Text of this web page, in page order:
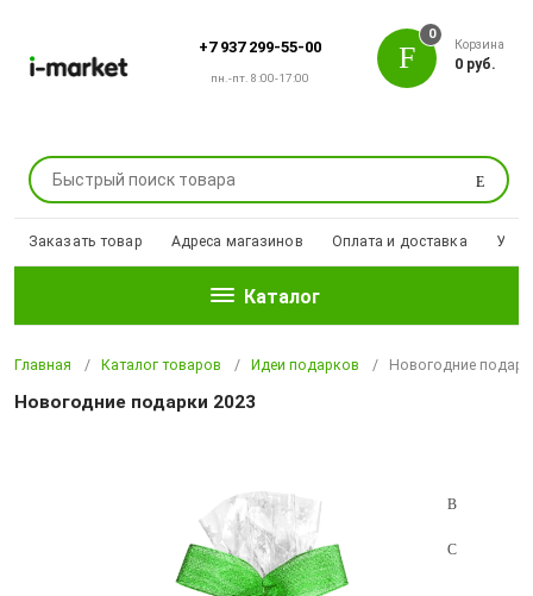
+7 937 299-55-00
пн.-пт. 8:00-17:00
Поиск
0
Корзина
0 руб.
Заказать товар Адреса магазинов Оплата и доставка
Каталог
Главная Каталог товаров Идеи подарков Новогодние
Новогодние подарки 2023